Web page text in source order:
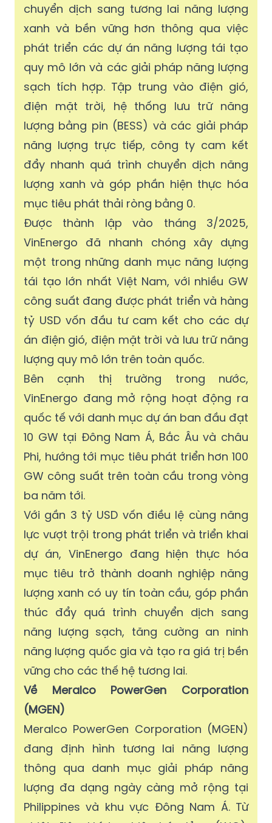
chuyển dịch sang tương lai năng lượng
xanh và bền vững hơn thông qua việc
phát triển các dự án năng lượng tái tạo
quy mô lớn và các giải pháp năng lượng
sạch tích hợp. Tập trung vào điện gió,
điện mặt trời, hệ thống lưu trữ năng
lượng bằng pin (BESS) và các giải pháp
năng lượng trực tiếp, công ty cam kết
đẩy nhanh quá trình chuyển dịch năng
lượng xanh và góp phần hiện thực hóa
mục tiêu phát thải ròng bằng 0.
Được thành lập vào tháng 3/2025,
VinEnergo đã nhanh chóng xây dựng
một trong những danh mục năng lượng
tái tạo lớn nhất Việt Nam, với nhiều GW
công suất đang được phát triển và hàng
tỷ USD vốn đầu tư cam kết cho các dự
án điện gió, điện mặt trời và lưu trữ năng
lượng quy mô lớn trên toàn quốc.
Bên cạnh thị trường trong nước,
VinEnergo đang mở rộng hoạt động ra
quốc tế với danh mục dự án ban đầu đạt
10 GW tại Đông Nam Á, Bắc Âu và châu
Phi, hướng tới mục tiêu phát triển hơn 100
GW công suất trên toàn cầu trong vòng
ba năm tới.
Với gần 3 tỷ USD vốn điều lệ cùng năng
lực vượt trội trong phát triển và triển khai
dự án, VinEnergo đang hiện thực hóa
mục tiêu trở thành doanh nghiệp năng
lượng xanh có uy tín toàn cầu, góp phần
thúc đẩy quá trình chuyển dịch sang
năng lượng sạch, tăng cường an ninh
năng lượng quốc gia và tạo ra giá trị bền
vững cho các thế hệ tương lai.
Về Meralco PowerGen Corporation
(MGEN)
Meralco PowerGen Corporation (MGEN)
đang định hình tương lai năng lượng
thông qua danh mục giải pháp năng
lượng đa dạng ngày càng mở rộng tại
Philippines và khu vực Đông Nam Á. Từ